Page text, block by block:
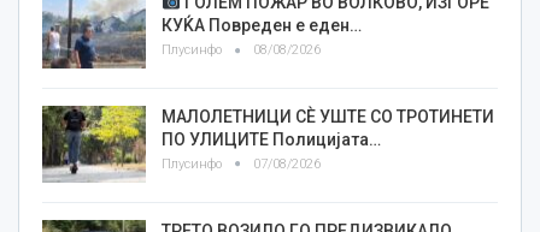
КУЌА Повреден е еден…
Плусинфо 08/08/2026
МАЛОЛЕТНИЦИ СÈ УШТЕ СО ТРОТИНЕТИ
ПО УЛИЦИТЕ Полицијата…
Плусинфо 07/08/2026